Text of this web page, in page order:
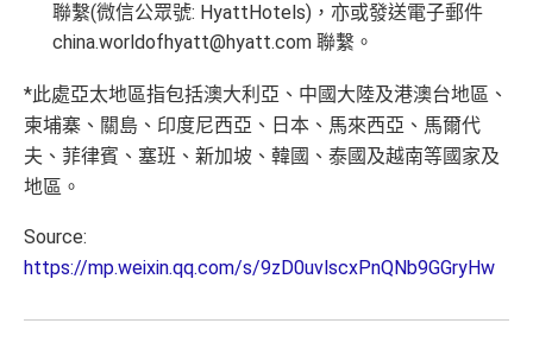
聯繫(微信公眾號: HyattHotels)，亦或發送電子郵件
china.worldofhyatt@hyatt.com 聯繫。
*此處亞太地區指包括澳大利亞、中國大陸及港澳台地區、
柬埔寨、關島、印度尼西亞、日本、馬來西亞、馬爾代
夫、菲律賓、塞班、新加坡、韓國、泰國及越南等國家及
地區。
Source:
https://mp.weixin.qq.com/s/9zD0uvlscxPnQNb9GGryHw